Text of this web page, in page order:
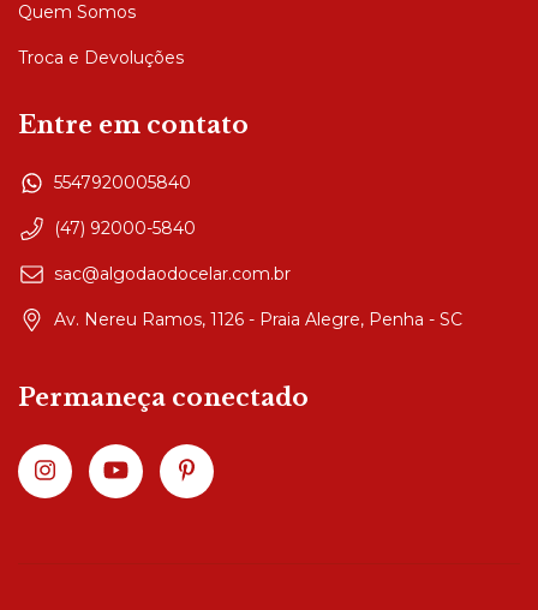
Quem Somos
Troca e Devoluções
Entre em contato
5547920005840
(47) 92000-5840
sac@algodaodocelar.com.br
Av. Nereu Ramos, 1126 - Praia Alegre, Penha - SC
Permaneça conectado